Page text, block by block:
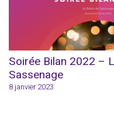
Soirée Bilan 2022 –
Sassenage
8 janvier 2023